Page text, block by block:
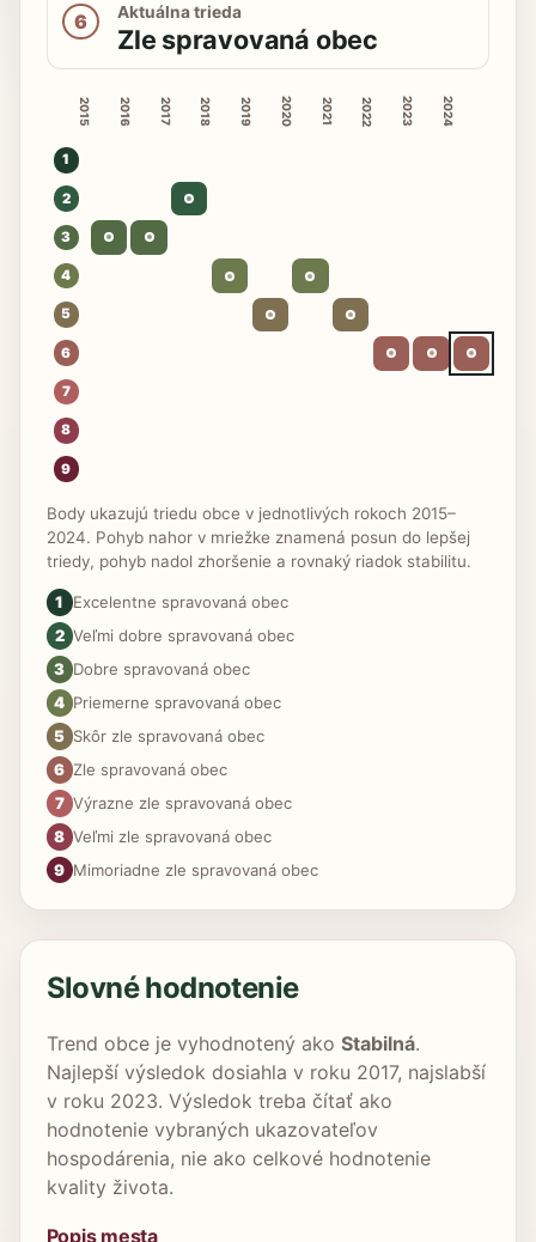
6 Aktuálna trieda
Zle spravovaná obec
2015 2016 2017 2018 2019 2020 2021 2022 2023 2024
1
2
3
4
5
6
7
8
9
Body ukazujú triedu obce v jednotlivých rokoch 2015–
2024. Pohyb nahor v mriežke znamená posun do lepšej
triedy, pohyb nadol zhoršenie a rovnaký riadok stabilitu.
1 Excelentne spravovaná obec
2 Veľmi dobre spravovaná obec
3 Dobre spravovaná obec
4 Priemerne spravovaná obec
5 Skôr zle spravovaná obec
6 Zle spravovaná obec
7 Výrazne zle spravovaná obec
8 Veľmi zle spravovaná obec
9 Mimoriadne zle spravovaná obec
Slovné hodnotenie
Trend obce je vyhodnotený ako Stabilná.
Najlepší výsledok dosiahla v roku 2017, najslabší
v roku 2023. Výsledok treba čítať ako
hodnotenie vybraných ukazovateľov
hospodárenia, nie ako celkové hodnotenie
kvality života.
Popis mesta